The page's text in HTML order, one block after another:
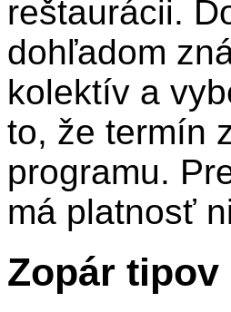
reštaurácii.
dohľadom
kolektív a
to, že termín
programu.
má platnosť
Zopár tipov